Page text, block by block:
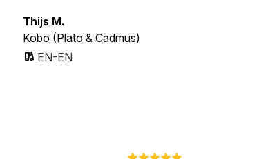
Thijs M.
Kobo (Plato & Cadmus)
EN-EN